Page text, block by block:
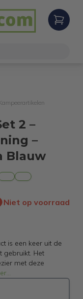
2 –
–
Blauw
Niet op voorraad
is een keer uit de
gebruikt. Het
met deze
...